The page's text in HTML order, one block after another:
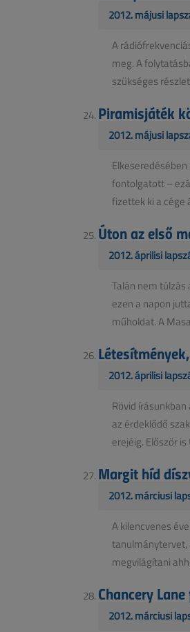
2012. májusi
A
meg. A
szükséges
Piramisjáték
2012. májusi
fontolgatott –
fizettek ki a cége
Úton az első
2012. áprilisi
Talán nem
ezen a napon
műholdat. A
2012. áprilisi
Rövid
az érdeklődő
erejéig. Először
Margit híd
2012. márciusi
A kilencvenes
tanulmánytervet,
megvilágítani
Chancery
2012. márciusi